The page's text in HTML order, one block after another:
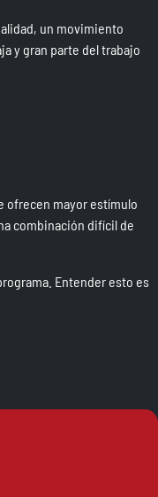
un movimiento
y gran parte del trabajo
ofrecen mayor estímulo
combinación difícil de
Entender esto es